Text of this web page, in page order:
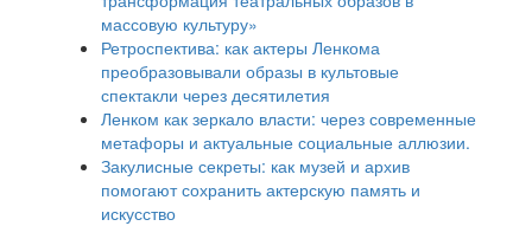
массовую культуру»
Ретроспектива: как актеры Ленкома
преобразовывали образы в культовые
спектакли через десятилетия
Ленком как зеркало власти: через современные
метафоры и актуальные социальные аллюзии.
Закулисные секреты: как музей и архив
помогают сохранить актерскую память и
искусство